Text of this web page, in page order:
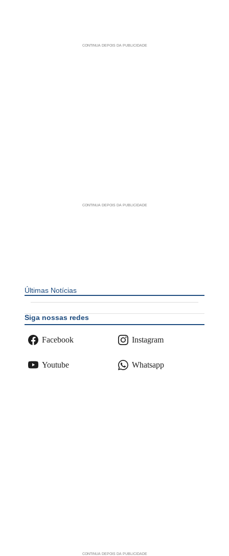
Últimas Notícias
Siga nossas redes
Facebook Instagram
Youtube Whatsapp